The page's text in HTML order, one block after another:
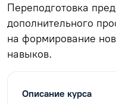
Переподготовка
дополнительного
на формирование
навыков.
Описание курса